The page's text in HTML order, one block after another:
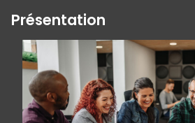
Présentation